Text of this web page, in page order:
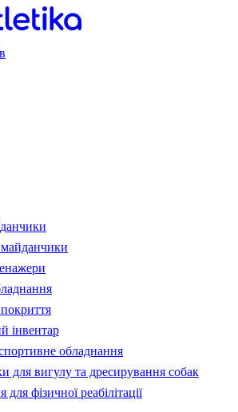
інвентар
обладнання
для вигулу та дресирування собак
фізичної реабілітації